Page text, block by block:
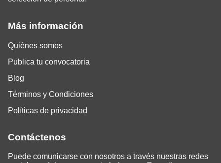
Más información
Quiénes somos
Publica tu convocatoria
Blog
Términos y Condiciones
Políticas de privacidad
Contáctenos
Puede comunicarse con nosotros a través nuestras redes